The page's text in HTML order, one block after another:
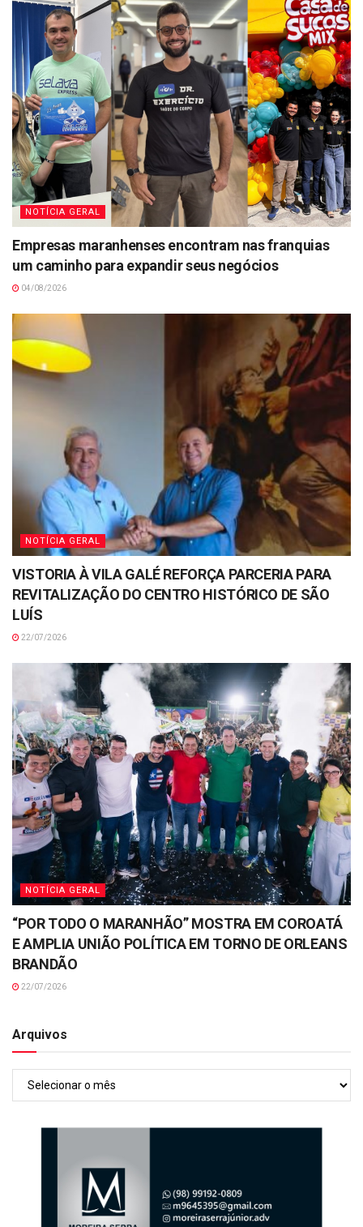
NOTÍCIA GERAL
Empresas maranhenses encontram nas franquias
um caminho para expandir seus negócios
04/08/2026
NOTÍCIA GERAL
VISTORIA À VILA GALÉ REFORÇA PARCERIA PARA
REVITALIZAÇÃO DO CENTRO HISTÓRICO DE SÃO
LUÍS
22/07/2026
NOTÍCIA GERAL
“POR TODO O MARANHÃO” MOSTRA EM COROATÁ
E AMPLIA UNIÃO POLÍTICA EM TORNO DE ORLEANS
BRANDÃO
22/07/2026
Arquivos
Arquivos